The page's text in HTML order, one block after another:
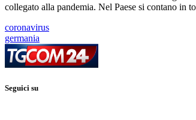
collegato alla pandemia. Nel Paese si contano in
coronavirus
germania
Seguici su